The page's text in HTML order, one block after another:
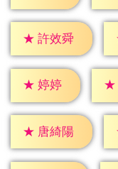
★ 許效舜
★ 婷婷 ★
★ 唐綺陽